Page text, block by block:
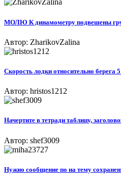
МОЛЮ К динамометру подвешены
Автор: ZharikovZalina
Скорость лодки относительно берега
Автор: hristos1212
Начертите в тетради таблицу,
Автор: shef3009
Нужно сообщение по на тему